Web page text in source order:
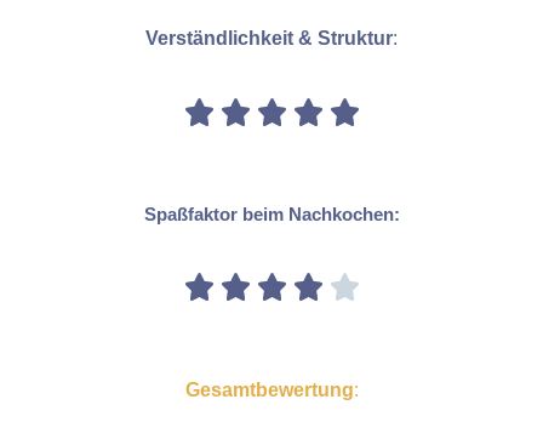
Verständlichkeit & Struktur:
Spaßfaktor beim Nachkochen:
Gesamtbewertung: